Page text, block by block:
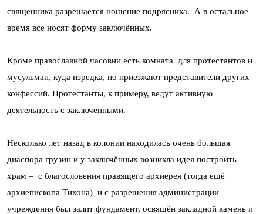
священника разрешается ношение подрясника. А в остальное
время все носят форму заключённых.
Кроме православной часовни есть комната для протестантов и
мусульман, куда изредка, но приезжают представители других
конфессий. Протестанты, к примеру, ведут активную
деятельность с заключёнными.
Несколько лет назад в колонии находилась очень большая
диаспора грузин и у заключённых возникла идея построить
храм – с благословения правящего архиерея (тогда ещё
архиепископа Тихона) и с разрешения администрации
учреждения был залит фундамент, освящён закладной камень и